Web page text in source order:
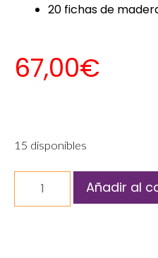
20 fichas de
67,00€
15 disponibles
Añadir al